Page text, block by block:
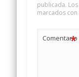
publicada.
marcados con
Comentario
*